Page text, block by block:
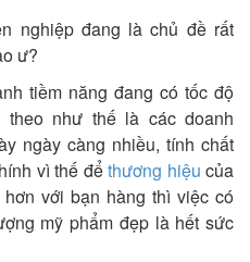
nghiệp đang là chủ đề rất
ư?
tiềm năng đang có tốc độ
như thế là các doanh
ngày càng nhiều, tính chất
vì thế đểthương hiệu của
với bạn hàng thì việc có
mỹ phẩm đẹp là hết sức